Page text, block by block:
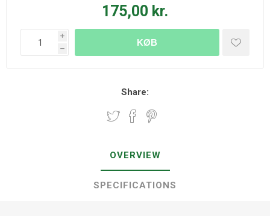
175,00 kr.
i
h
KØB
Share:
OVERVIEW
SPECIFICATIONS